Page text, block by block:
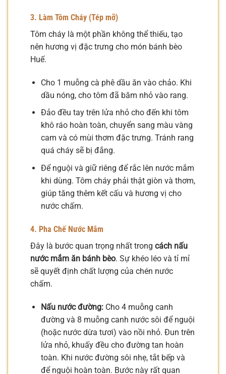
3. Làm Tôm Cháy (Tép mỡ)
Tôm cháy là một phần không thể thiếu, tạo
nên hương vị đặc trưng cho món bánh bèo
Huế.
Cho 1 muỗng cà phê dầu ăn vào chảo. Khi
dầu nóng, cho tôm đã băm nhỏ vào rang.
Đảo đều tay trên lửa nhỏ cho đến khi tôm
khô ráo hoàn toàn, chuyển sang màu vàng
cam và có mùi thơm đặc trưng. Tránh rang
quá cháy sẽ bị đắng.
Để nguội và giữ riêng để rắc lên nước mắm
khi dùng. Tôm cháy phải thật giòn và thơm,
giúp tăng thêm kết cấu và hương vị cho
nước chấm.
4. Pha Chế Nước Mắm
Đây là bước quan trọng nhất trong cách nấu
nước mắm ăn bánh bèo. Sự khéo léo và tỉ mỉ
sẽ quyết định chất lượng của chén nước
chấm.
Nấu nước đường:Cho 4 muỗng canh
đường và 8 muỗng canh nước sôi để nguội
(hoặc nước dừa tươi) vào nồi nhỏ. Đun trên
lửa nhỏ, khuấy đều cho đường tan hoàn
toàn. Khi nước đường sôi nhẹ, tắt bếp và
để nguội hoàn toàn. Bước này rất quan